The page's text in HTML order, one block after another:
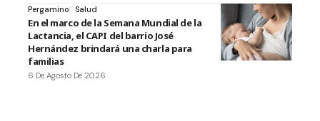
Pergamino Salud
En el marco de la Semana Mundial de la
Lactancia, el CAPI del barrio José
Hernández brindará una charla para
familias
6 De Agosto De 2026